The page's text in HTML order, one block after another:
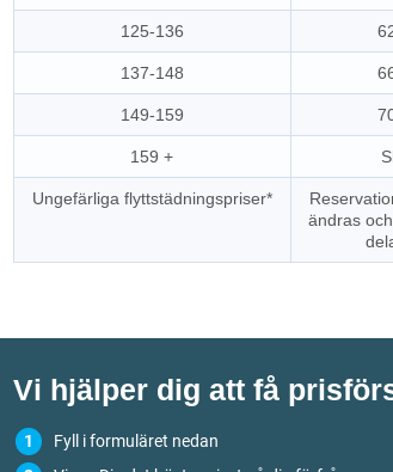
125-136
137-148
149-159
159 +
Ungefärliga flyttstädningspriser*
ändras
Vi hjälper dig att få
Fyll i formuläret nedan